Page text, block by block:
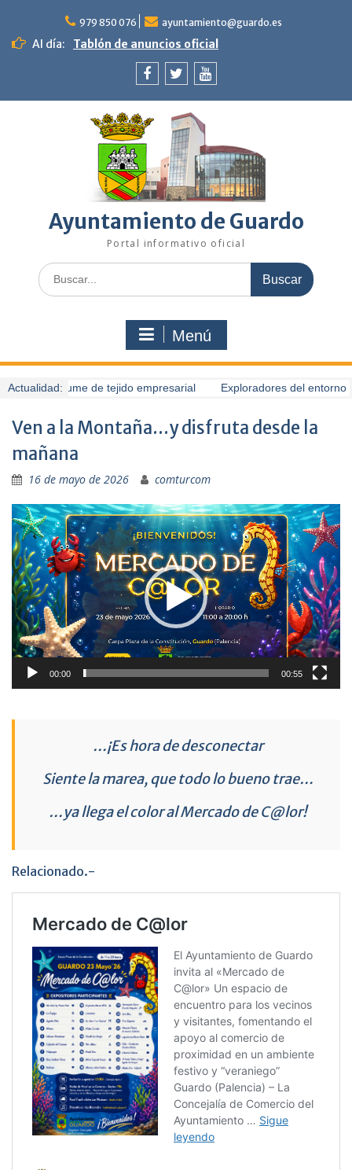
contenido
979 850 076 ayuntamiento@guardo.es
Al día: Tablón de anuncios oficial
Ayuntamiento de Guardo
Portal informativo oficial
Buscar:
Menú
Actualidad:presume de tejido empresarial Exploradores del entorno
Ven a la Montaña…y disfruta desde la
mañana
16 de mayo de 2026 comturcom
Reproductor
de
vídeo
00:00 00:55
…¡Es hora de desconectar
Siente la marea, que todo lo bueno trae…
…ya llega el color al Mercado de C@lor!
Relacionado.-